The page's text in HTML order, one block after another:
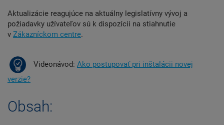
Aktualizácie reagujúce na aktuálny legislatívny vývoj a
požiadavky užívateľov sú k dispozícii na stiahnutie
v Zákazníckom centre.
Videonávod: Ako postupovať pri inštalácii novej
verzie?
Obsah: